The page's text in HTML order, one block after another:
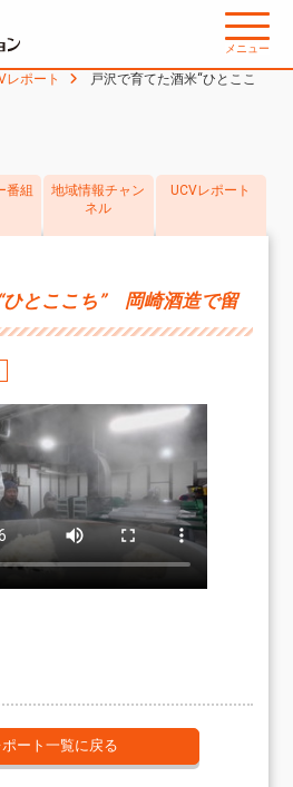
メニュー
レポート
戸沢で育てた酒米“ひとここ
番組
地域情報チャン
ネル
UCVレポート
ひとここち” 岡崎酒造で留
ポート一覧に戻る